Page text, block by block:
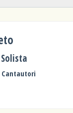
Solista
Cantautori